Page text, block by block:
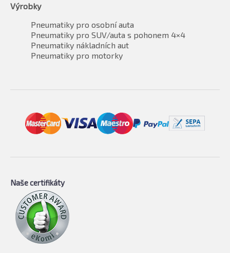
Výrobky
Pneumatiky pro osobní auta
Pneumatiky pro SUV/auta s pohonem 4×4
Pneumatiky nákladních aut
Pneumatiky pro motorky
Naše certifikáty